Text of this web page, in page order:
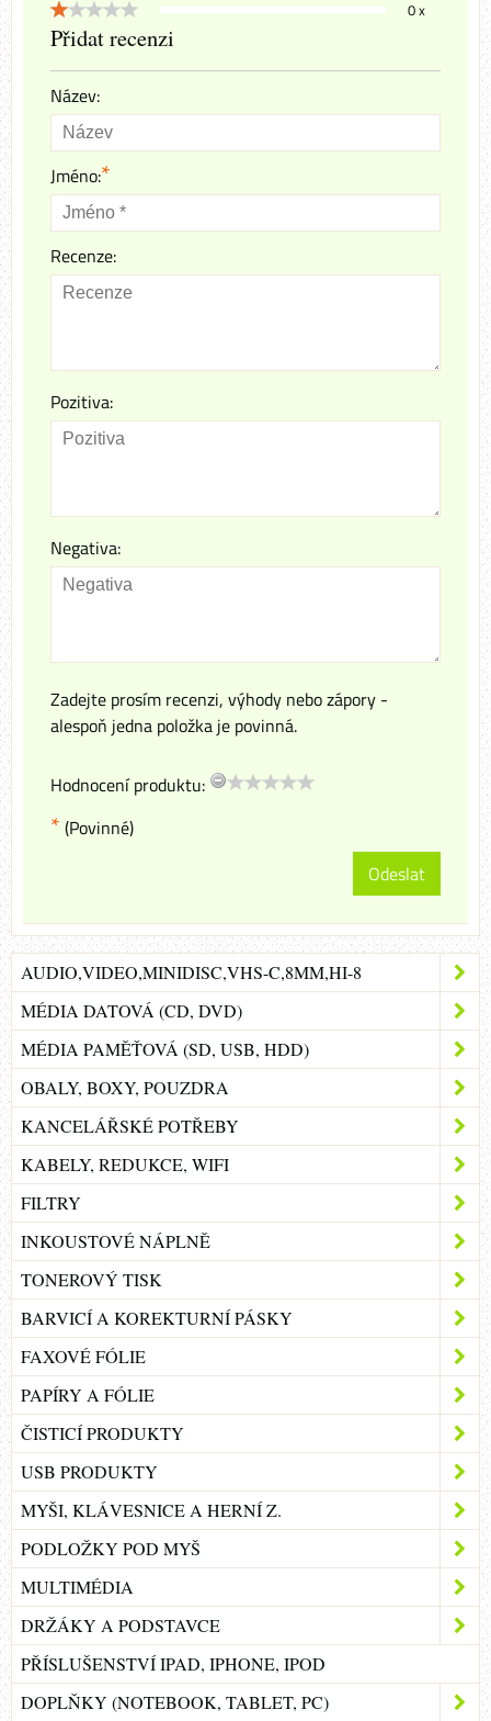
0 x
Přidat recenzi
Název:
Jméno:*
Recenze:
Pozitiva:
Negativa:
Zadejte prosím recenzi, výhody nebo zápory -
alespoň jedna položka je povinná.
Hodnocení produktu:
* (Povinné)
Odeslat
AUDIO,VIDEO,MINIDISC,VHS-C,8MM,HI-8
MÉDIA DATOVÁ (CD, DVD)
MÉDIA PAMĚŤOVÁ (SD, USB, HDD)
OBALY, BOXY, POUZDRA
KANCELÁŘSKÉ POTŘEBY
KABELY, REDUKCE, WIFI
FILTRY
INKOUSTOVÉ NÁPLNĚ
TONEROVÝ TISK
BARVICÍ A KOREKTURNÍ PÁSKY
FAXOVÉ FÓLIE
PAPÍRY A FÓLIE
ČISTICÍ PRODUKTY
USB PRODUKTY
MYŠI, KLÁVESNICE A HERNÍ Z.
PODLOŽKY POD MYŠ
MULTIMÉDIA
DRŽÁKY A PODSTAVCE
PŘÍSLUŠENSTVÍ IPAD, IPHONE, IPOD
DOPLŇKY (NOTEBOOK, TABLET, PC)